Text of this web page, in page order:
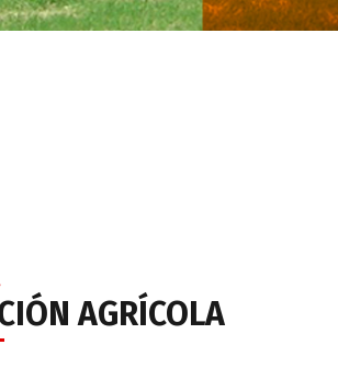
AGRÍCOLA